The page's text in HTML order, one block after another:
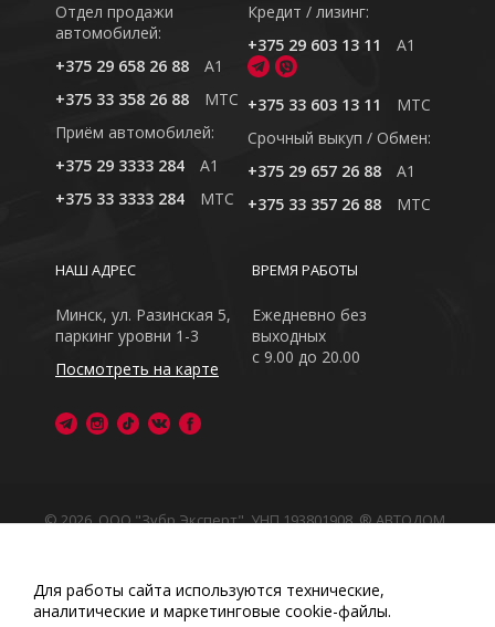
Отдел продажи
автомобилей:
+375 29 658 26 88
A1
+375 33 358 26 88
MTC
Приём автомобилей:
+375 29 3333 284
A1
+375 33 3333 284
MTC
Кредит / лизинг:
+375 29 603 13 11
A1
+375 33 603 13 11
MTC
Cрочный выкуп / Обмен:
+375 29 657 26 88
A1
+375 33 357 26 88
MTC
ВРЕМЯ РАБОТЫ
Ежедневно без
выходных
с 9.00 до 20.00
НАШ АДРЕС
Минск, ул. Разинская 5,
паркинг уровни 1-3
Посмотреть на карте
© 2026, ООО "Зубр Эксперт", УНП 193801908. ® АВТОДОМ
Обращаем Ваше внимание на то, что данный интернет-
сайт носит исключительно информационный характер
Любое использование либо копирование материалов
Для работы сайта используются технические,
аналитические и маркетинговые сооkіе-файлы.